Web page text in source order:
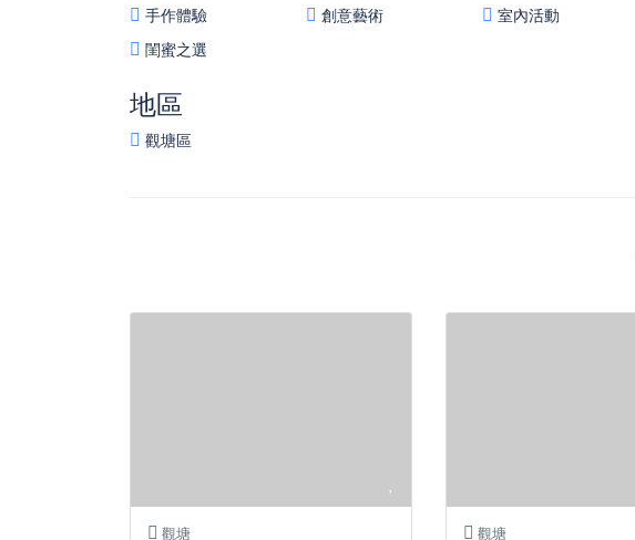
手作體驗 創意藝術 室內活動
閨蜜之選
地區
觀塘區
觀塘 觀塘